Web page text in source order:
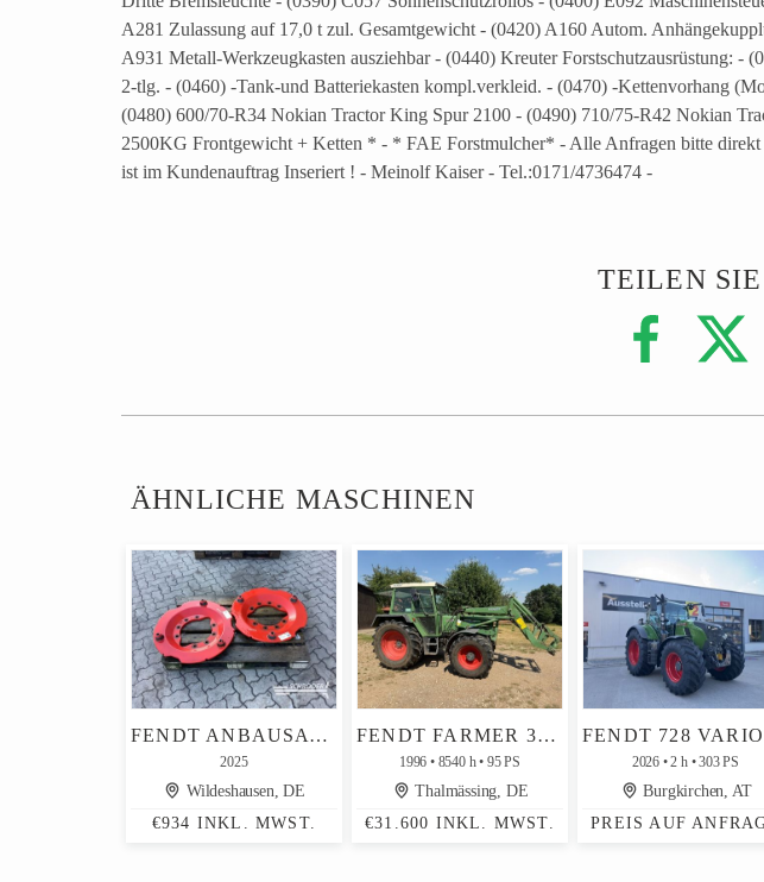
A281 Zulassung auf 17,0 t zul. Gesamtgewicht - (0420) A160 Autom.
A931 Metall-Werkzeugkasten ausziehbar - (0440) Kreuter Forstschutzausrüstung: -
2-tlg. - (0460) -Tank-und Batteriekasten kompl.verkleid. - (0470) -Kettenvorhang
(0480) 600/70-R34 Nokian Tractor King Spur 2100 - (0490) 710/75-R42 Nokian
2500KG Frontgewicht + Ketten * - * FAE Forstmulcher* - Alle Anfragen bitte direkt
ist im Kundenauftrag Inseriert ! - Meinolf Kaiser - Tel.:0171/4736474 -
TEILEN
ÄHNLICHE MASCHINEN
FENDT ANBAUSATZ / ADAPTERPLATTEN RADGEWICHTE
2025
Wildeshausen, DE
€934 INKL. MWST.
FENDT FARMER 309 LSA
1996 8540 h 95 PS
Thalmässing, DE
€31.600 INKL. MWST.
2026 2 h 303 PS
Burgkirchen, AT
PREIS AUF